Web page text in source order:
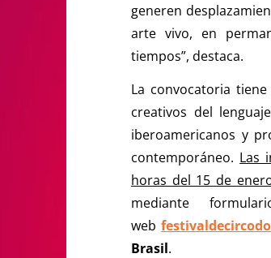
generen
arte vivo, en
tiempos”, destaca.
La convocatoria
creativos del
iberoamericanos y
contemporáneo. Las
horas del 15 de
mediante
web
Brasil.